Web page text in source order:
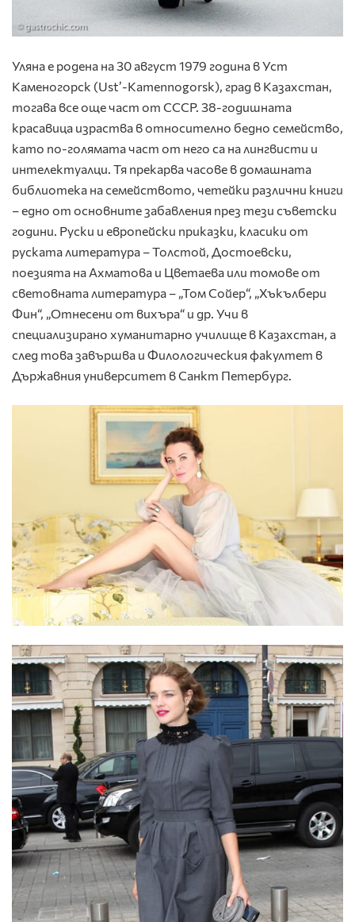
Уляна е родена на 30 август 1979 година в Уст
Каменогорск (Ust’-Kamennogorsk), град в Казахстан,
тогава все още част от СССР. 38-годишната
красавица израства в относително бедно семейство,
като по-голямата част от него са на лингвисти и
интелектуалци. Тя прекарва часове в домашната
библиотека на семейството, четейки различни книги
– едно от основните забавления през тези съветски
години. Руски и европейски приказки, класики от
руската литература – Толстой, Достоевски,
поезията на Ахматова и Цветаева или томове от
световната литература – „Том Сойер“, „Хъкълбери
Фин“, „Отнесени от вихъра“ и др. Учи в
специализирано хуманитарно училище в Казахстан, а
след това завършва и Филологическия факултет в
Държавния университет в Санкт Петербург.